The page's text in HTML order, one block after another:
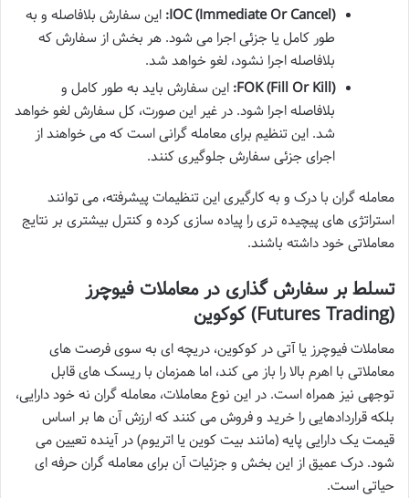
IOC (Immediate Or Cancel): این سفارش بلافاصله و به
طور کامل یا جزئی اجرا می شود. هر بخش از سفارش که
بلافاصله اجرا نشود، لغو خواهد شد.
FOK (Fill Or Kill): این سفارش باید به طور کامل و
بلافاصله اجرا شود. در غیر این صورت، کل سفارش لغو خواهد
شد. این تنظیم برای معامله گرانی است که می خواهند از
اجرای جزئی سفارش جلوگیری کنند.
معامله گران با درک و به کارگیری این تنظیمات پیشرفته، می توانند
استراتژی های پیچیده تری را پیاده سازی کرده و کنترل بیشتری بر نتایج
معاملاتی خود داشته باشند.
تسلط بر سفارش گذاری در معاملات فیوچرز
(Futures Trading) کوکوین
معاملات فیوچرز یا آتی در کوکوین، دریچه ای به سوی فرصت های
معاملاتی با اهرم بالا را باز می کند، اما همزمان با ریسک های قابل
توجهی نیز همراه است. در این نوع معاملات، معامله گران نه خود دارایی،
بلکه قراردادهایی را خرید و فروش می کنند که ارزش آن ها بر اساس
قیمت یک دارایی پایه (مانند بیت کوین یا اتریوم) در آینده تعیین می
شود. درک عمیق از این بخش و جزئیات آن برای معامله گران حرفه ای
حیاتی است.